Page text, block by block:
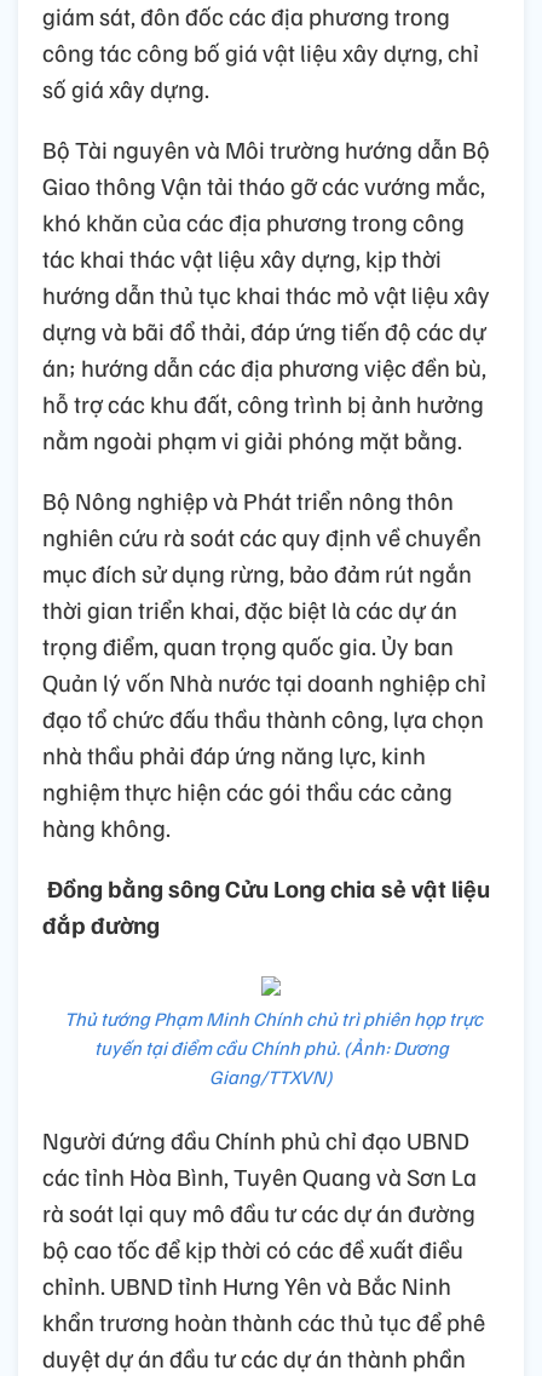
giám sát, đôn đốc các địa phương trong
công tác công bố giá vật liệu xây dựng, chỉ
số giá xây dựng.
Bộ Tài nguyên và Môi trường hướng dẫn Bộ
Giao thông Vận tải tháo gỡ các vướng mắc,
khó khăn của các địa phương trong công
tác khai thác vật liệu xây dựng, kịp thời
hướng dẫn thủ tục khai thác mỏ vật liệu xây
dựng và bãi đổ thải, đáp ứng tiến độ các dự
án; hướng dẫn các địa phương việc đền bù,
hỗ trợ các khu đất, công trình bị ảnh hưởng
nằm ngoài phạm vi giải phóng mặt bằng.
Bộ Nông nghiệp và Phát triển nông thôn
nghiên cứu rà soát các quy định về chuyển
mục đích sử dụng rừng, bảo đảm rút ngắn
thời gian triển khai, đặc biệt là các dự án
trọng điểm, quan trọng quốc gia. Ủy ban
Quản lý vốn Nhà nước tại doanh nghiệp chỉ
đạo tổ chức đấu thầu thành công, lựa chọn
nhà thầu phải đáp ứng năng lực, kinh
nghiệm thực hiện các gói thầu các cảng
hàng không.
Đồng bằng sông Cửu Long chia sẻ vật liệu
đắp đường
Thủ tướng Phạm Minh Chính chủ trì phiên họp trực
tuyến tại điểm cầu Chính phủ. (Ảnh: Dương
Giang/TTXVN)
Người đứng đầu Chính phủ chỉ đạo UBND
các tỉnh Hòa Bình, Tuyên Quang và Sơn La
rà soát lại quy mô đầu tư các dự án đường
bộ cao tốc để kịp thời có các đề xuất điều
chỉnh. UBND tỉnh Hưng Yên và Bắc Ninh
khẩn trương hoàn thành các thủ tục để phê
duyệt dự án đầu tư các dự án thành phần